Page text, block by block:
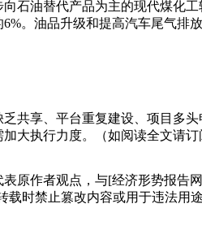
石油替代产品为主的现代煤化
。油品升级和提高汽车尾气排
共享、平台重复建设、项目多
大执行力度。（如阅读全文请订
原作者观点，与[经济形势报告
时禁止篡改内容或用于违法用